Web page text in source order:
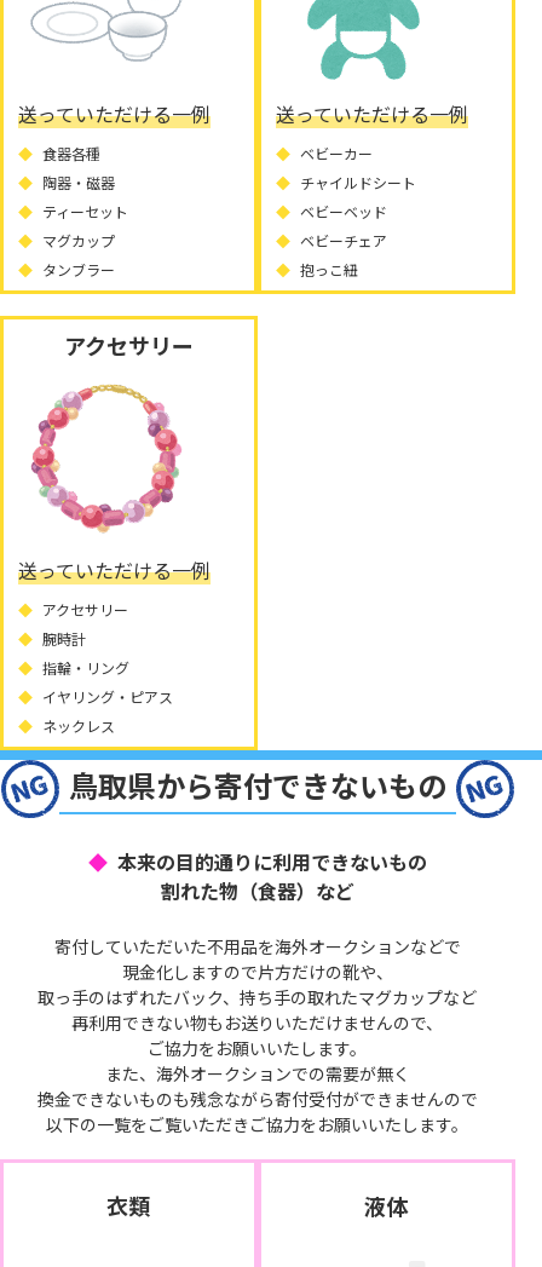
送っていただける一例
食器各種
陶器・磁器
ティーセット
マグカップ
タンブラー
送っていただける一例
ベビーカー
チャイルドシート
ベビーベッド
ベビーチェア
抱っこ紐
アクセサリー
送っていただける一例
アクセサリー
腕時計
指輪・リング
イヤリング・ピアス
ネックレス
鳥取県から寄付できないもの
本来の目的通りに利用できないもの
割れた物（食器）など
寄付していただいた不用品を海外オークションなどで
現金化しますので片方だけの靴や、
取っ手のはずれたバック、持ち手の取れたマグカップなど
再利用できない物もお送りいただけませんので、
ご協力をお願いいたします。
また、海外オークションでの需要が無く
換金できないものも残念ながら寄付受付ができませんので
以下の一覧をご覧いただきご協力をお願いいたします。
衣類 液体